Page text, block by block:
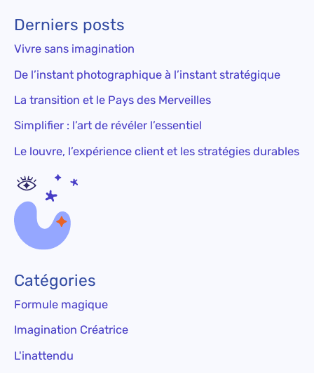
Derniers posts
Vivre sans imagination
De l’instant photographique à l’instant stratégique
La transition et le Pays des Merveilles
Simplifier : l’art de révéler l’essentiel
Le louvre, l’expérience client et les stratégies durables
Catégories
Formule magique
Imagination Créatrice
L'inattendu